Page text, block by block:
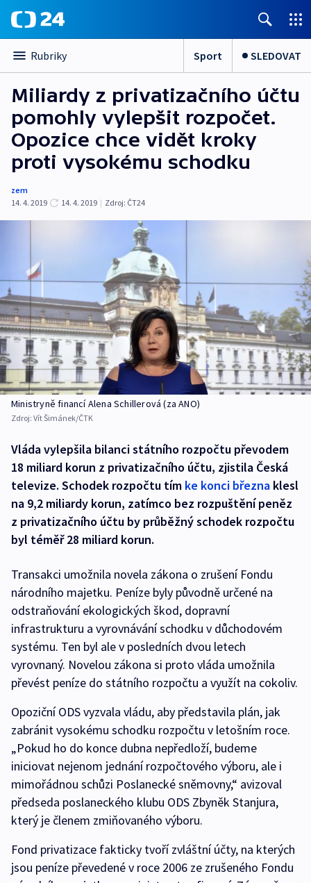
Rubriky Sport SLEDOVAT
Miliardy z privatizačního účtu
pomohly vylepšit rozpočet.
Opozice chce vidět kroky
proti vysokému schodku
zem
14. 4. 2019
14. 4. 2019 | Zdroj: ČT24
Ministryně financí Alena Schillerová (za ANO)
Zdroj: Vít Šimánek/ČTK
Vláda vylepšila bilanci státního rozpočtu převodem
18 miliard korun z privatizačního účtu, zjistila Česká
televize. Schodek rozpočtu tím ke konci března klesl
na 9,2 miliardy korun, zatímco bez rozpuštění peněz
z privatizačního účtu by průběžný schodek rozpočtu
byl téměř 28 miliard korun.
Transakci umožnila novela zákona o zrušení Fondu
národního majetku. Peníze byly původně určené na
odstraňování ekologických škod, dopravní
infrastrukturu a vyrovnávání schodku v důchodovém
systému. Ten byl ale v posledních dvou letech
vyrovnaný. Novelou zákona si proto vláda umožnila
převést peníze do státního rozpočtu a využít na cokoliv.
Opoziční ODS vyzvala vládu, aby představila plán, jak
zabránit vysokému schodku rozpočtu v letošním roce.
„Pokud ho do konce dubna nepředloží, budeme
iniciovat nejenom jednání rozpočtového výboru, ale i
mimořádnou schůzi Poslanecké sněmovny,“ avizoval
předseda poslaneckého klubu ODS Zbyněk Stanjura,
který je členem zmiňovaného výboru.
Fond privatizace fakticky tvoří zvláštní účty, na kterých
jsou peníze převedené v roce 2006 ze zrušeného Fondu